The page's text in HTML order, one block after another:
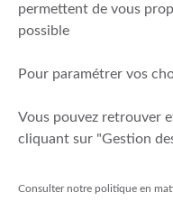
Politique de durabilité
Fonds de garantie des
Mentions légales
Prévention de la fraude
permettent de vous
possible
Pour paramétrer vos
Vous pouvez retrouver
cliquant sur "Gestion
Consulter notre politique en